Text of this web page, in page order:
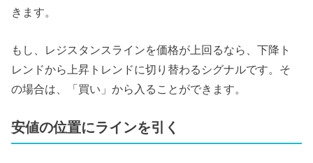
きます。
もし、レジスタンスラインを価格が上回るなら、下降ト
レンドから上昇トレンドに切り替わるシグナルです。そ
の場合は、「買い」から入ることができます。
安値の位置にラインを引く